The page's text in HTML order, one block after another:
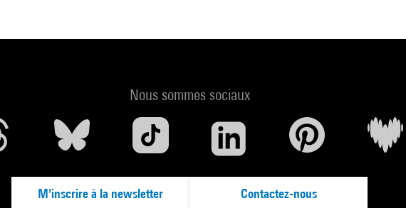
Nous sommes sociaux
M'inscrire à la newsletter Contactez-nous